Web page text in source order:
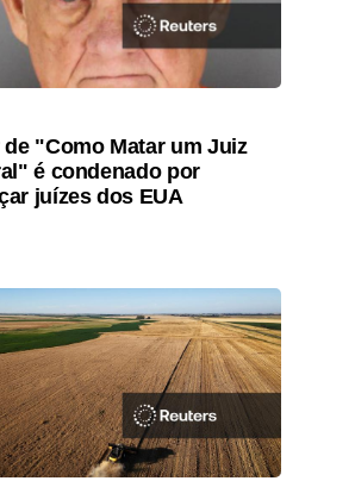
de "Como Matar um Juiz
é condenado por
juízes dos EUA